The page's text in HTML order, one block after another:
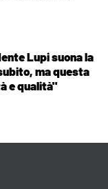
Lupi suona la
ma questa
e qualità"